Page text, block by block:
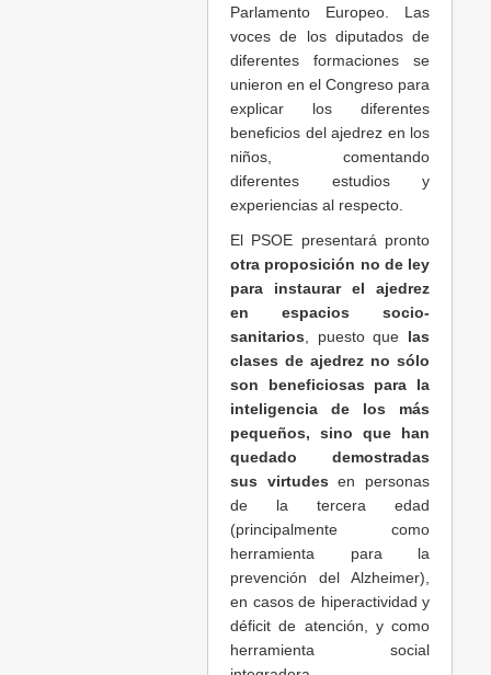
Parlamento Europeo. Las
voces de los diputados de
diferentes formaciones se
unieron en el Congreso para
explicar los diferentes
beneficios del ajedrez en los
niños, comentando
diferentes estudios y
experiencias al respecto.
El PSOE presentará pronto
otra proposición no de ley
para instaurar el ajedrez
en espacios socio-
sanitarios, puesto que las
clases de ajedrez no sólo
son beneficiosas para la
inteligencia de los más
pequeños, sino que han
quedado demostradas
sus virtudes en personas
de la tercera edad
(principalmente como
herramienta para la
prevención del Alzheimer),
en casos de hiperactividad y
déficit de atención, y como
herramienta social